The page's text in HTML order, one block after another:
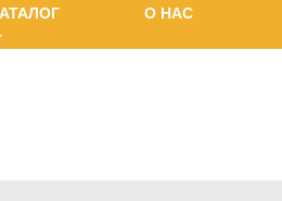
О НАС